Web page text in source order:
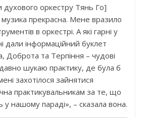
духового оркестру Тянь Го]
музика прекрасна. Мене вразило
в оркестрі. А які гарні у
дали інформаційний буклет
Доброта та Терпіння – чудові
шукаю практику, де була б
захотілося зайнятися
практикувальникам за те, що
у нашому параді», – сказала вона.